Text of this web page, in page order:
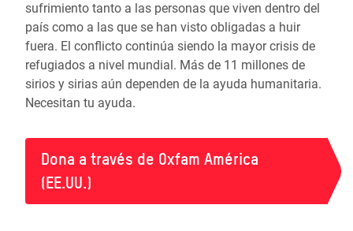
sufrimiento tanto a las personas que viven dentro del
país como a las que se han visto obligadas a huir
fuera. El conflicto continúa siendo la mayor crisis de
refugiados a nivel mundial. Más de 11 millones de
sirios y sirias aún dependen de la ayuda humanitaria.
Necesitan tu ayuda.
Dona a través de Oxfam América
(EE.UU.)